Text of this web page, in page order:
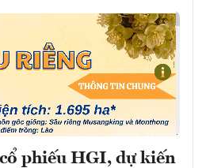
phiếu HGI, dự kiến